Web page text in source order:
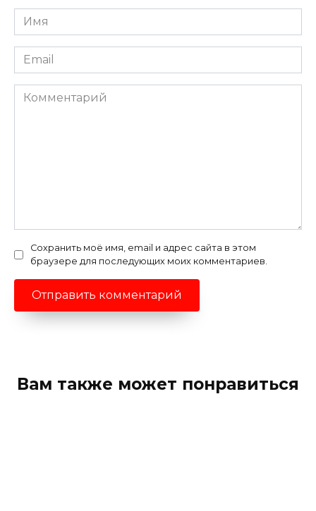
Имя
*
Email
*
Комментарий
Сохранить моё имя, email и адрес сайта в этом
браузере для последующих моих комментариев.
Вам также может понравиться